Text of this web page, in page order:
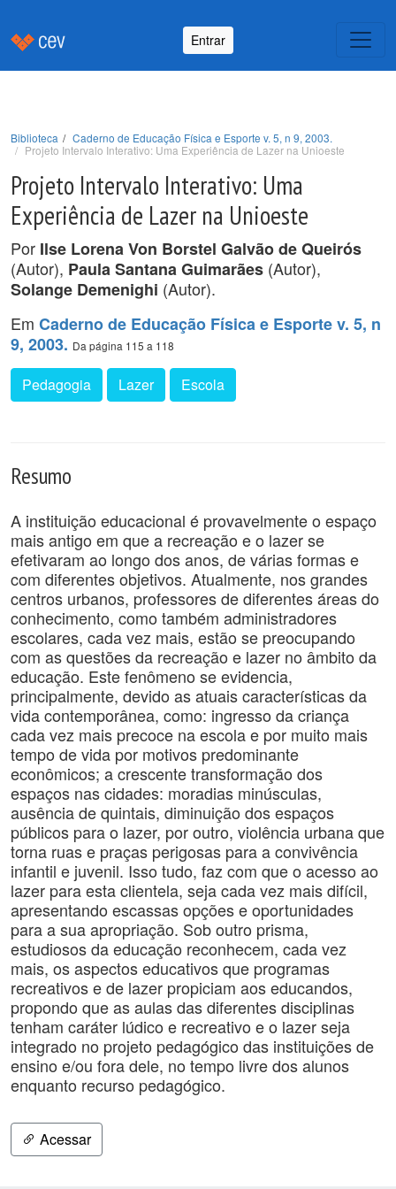
Entrar
Biblioteca
Caderno de Educação Física e Esporte v. 5, n 9, 2003.
Projeto Intervalo Interativo: Uma Experiência de Lazer na Unioeste
Projeto Intervalo Interativo: Uma
Experiência de Lazer na Unioeste
Por Ilse Lorena Von Borstel Galvão de Queirós
(Autor), Paula Santana Guimarães (Autor),
Solange Demenighi (Autor).
Em Caderno de Educação Física e Esporte v. 5, n
9, 2003. Da página 115 a 118
Pedagogia Lazer Escola
Resumo
A instituição educacional é provavelmente o espaço
mais antigo em que a recreação e o lazer se
efetivaram ao longo dos anos, de várias formas e
com diferentes objetivos. Atualmente, nos grandes
centros urbanos, professores de diferentes áreas do
conhecimento, como também administradores
escolares, cada vez mais, estão se preocupando
com as questões da recreação e lazer no âmbito da
educação. Este fenômeno se evidencia,
principalmente, devido as atuais características da
vida contemporânea, como: ingresso da criança
cada vez mais precoce na escola e por muito mais
tempo de vida por motivos predominante
econômicos; a crescente transformação dos
espaços nas cidades: moradias minúsculas,
ausência de quintais, diminuição dos espaços
públicos para o lazer, por outro, violência urbana que
torna ruas e praças perigosas para a convivência
infantil e juvenil. Isso tudo, faz com que o acesso ao
lazer para esta clientela, seja cada vez mais difícil,
apresentando escassas opções e oportunidades
para a sua apropriação. Sob outro prisma,
estudiosos da educação reconhecem, cada vez
mais, os aspectos educativos que programas
recreativos e de lazer propiciam aos educandos,
propondo que as aulas das diferentes disciplinas
tenham caráter lúdico e recreativo e o lazer seja
integrado no projeto pedagógico das instituições de
ensino e/ou fora dele, no tempo livre dos alunos
enquanto recurso pedagógico.
Acessar